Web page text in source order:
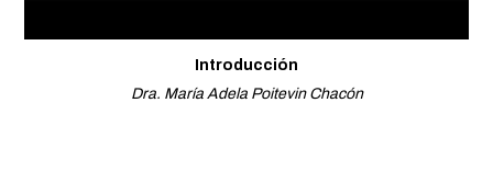
Introducción
Dra. María Adela Poitevin Chacón